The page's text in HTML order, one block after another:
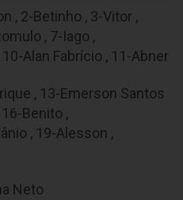
, 2-Betinho , 3-Vitor ,
, 7-Iago ,
10-Alan Fabrício , 11-Abner
, 13-Emerson Santos
16-Benito ,
, 19-Alesson ,
Neto